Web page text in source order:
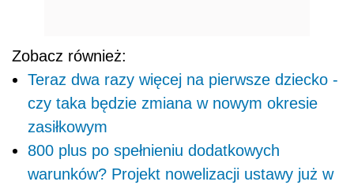
Zobacz również:
Teraz dwa razy więcej na pierwsze dziecko -
czy taka będzie zmiana w nowym okresie
zasiłkowym
800 plus po spełnieniu dodatkowych
warunków? Projekt nowelizacji ustawy już w